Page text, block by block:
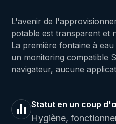
L'avenir de
potable est transparent et
La première fontaine à
un monitoring compatible
navigateur, aucune
Statut en un coup
Hygiène,